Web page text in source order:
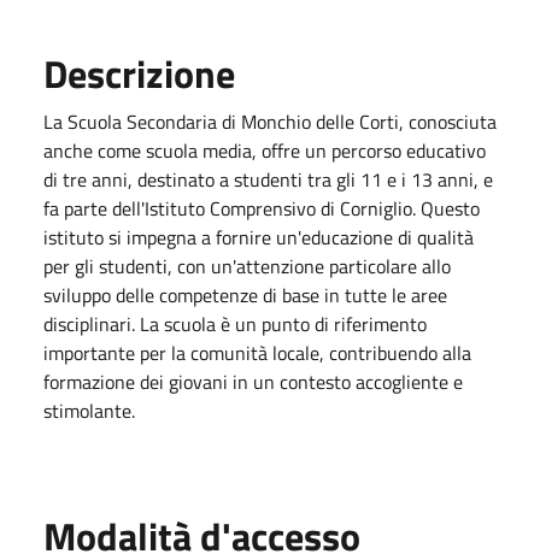
Descrizione
La Scuola Secondaria di Monchio delle Corti, conosciuta
anche come scuola media, offre un percorso educativo
di tre anni, destinato a studenti tra gli 11 e i 13 anni, e
fa parte dell'Istituto Comprensivo di Corniglio. Questo
istituto si impegna a fornire un'educazione di qualità
per gli studenti, con un'attenzione particolare allo
sviluppo delle competenze di base in tutte le aree
disciplinari. La scuola è un punto di riferimento
importante per la comunità locale, contribuendo alla
formazione dei giovani in un contesto accogliente e
stimolante.
Modalità d'accesso